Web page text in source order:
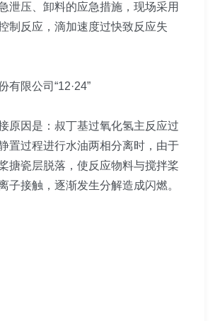
泄压、卸料的应急措施，现场采用
制反应，滴加速度过快致反应失
有限公司“12·24”
原因是：叔丁基过氧化氢主反应过
置过程进行水油两相分离时，由于
搪瓷层脱落，使反应物料与搅拌桨
子接触，逐渐发生分解造成闪燃。